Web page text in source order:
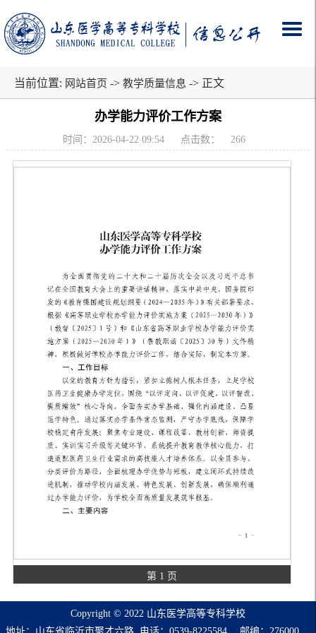
当前位置: 网站首页 -> 教学质量信息 -> 正文
办学能力评价工作方案
时间：2026-04-22 09:54 点击数： 266
第 1 页
Copyright © 2022 山东医学高等专科学校